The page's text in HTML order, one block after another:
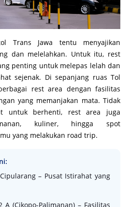
Trans Jawa tentu menyajikan
dan melelahkan. Untuk itu, rest
penting untuk melepas lelah dan
sejenak. Di sepanjang ruas Tol
rest area dengan fasilitas
yang memanjakan mata. Tidak
untuk berhenti, rest area juga
kuliner, hingga spot
yang melakukan road trip.
– Pusat Istirahat yang
A (Cikopo-Palimanan) – Fasilitas